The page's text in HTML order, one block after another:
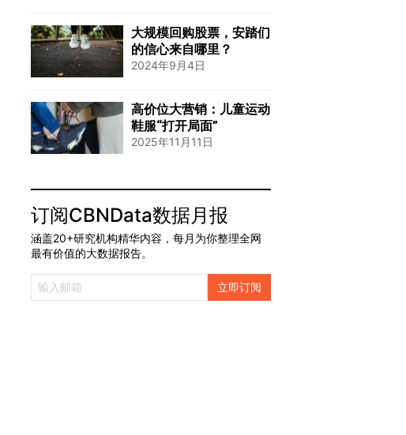
大规模回购股票，安踏们
的信心来自哪里？
2024年9月4日
高价位大营销：儿童运动
鞋服“打开局面”
2025年11月11日
订阅CBNData数据月报
涵盖20+研究机构精华内容，每月为你整理全网
最有价值的大数据报告。
立即订阅